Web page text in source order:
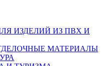
ИЗДЕЛИЙ ИЗ ПВХ И
МАТЕРИАЛЫ